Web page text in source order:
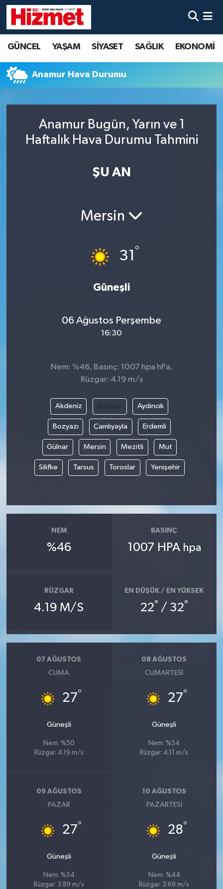
GÜNCEL YAŞAM SİYASET SAĞLIK EKONOMİ
Anamur Hava Durumu
Anamur Bugün, Yarın ve 1
Haftalık Hava Durumu Tahmini
ŞU AN
Mersin
31 °
Güneşli
06 Ağustos Perşembe
16:30
Nem: %46, Basınç: 1007 hpa hPa,
Rüzgar: 4.19 m/s
Akdeniz Anamur Aydıncık
Bozyazı Çamlıyayla Erdemli
Gülnar Mersin Mezitli Mut
Silifke Tarsus Toroslar Yenişehir
NEM
%46
BASINÇ
1007 HPA hpa
RÜZGAR
4.19 M/S
EN DÜŞÜK / EN YÜKSEK
22° / 32°
07 AĞUSTOS
CUMA
27°
Güneşli
Nem: %50
Rüzgar: 4.19 m/s
08 AĞUSTOS
CUMARTESI
27°
Güneşli
Nem: %54
Rüzgar: 4.11 m/s
09 AĞUSTOS
PAZAR
27°
Güneşli
Nem: %54
Rüzgar: 3.89 m/s
10 AĞUSTOS
PAZARTESI
28°
Güneşli
Nem: %44
Rüzgar: 3.69 m/s
YAŞAM
SİYASET
EKONOMİ
Denizli Hava Durumu
Denizli Trafik Yoğunluk Haritası
Tüm Manşetler